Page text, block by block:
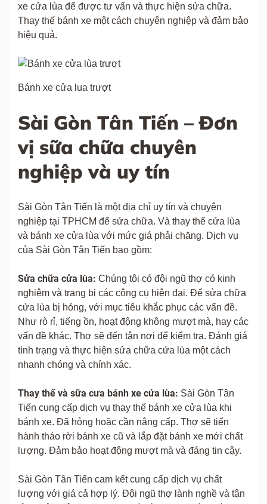
xe cửa lùa để được tư vấn và thực hiện sửa chữa.
Thay thế bánh xe một cách chuyên nghiệp và đảm bảo
hiệu quả.
Bánh xe cửa lua trượt
Sài Gòn Tân Tiến – Đơn
vị sữa chữa chuyên
nghiệp và uy tín
Sài Gòn Tân Tiến là một địa chỉ uy tín và chuyên
nghiệp tại TPHCM để sửa chữa. Và thay thế cửa lùa
và bánh xe cửa lùa với mức giá phải chăng. Dịch vụ
của Sài Gòn Tân Tiến bao gồm:
Sửa chữa cửa lùa: Chúng tôi có đội ngũ thợ có kinh
nghiệm và trang bị các công cụ hiện đại. Để sửa chữa
cửa lùa bị hỏng, với mục tiêu khắc phục các vấn đề.
Như rò rỉ, tiếng ồn, hoạt động không mượt mà, hay các
vấn đề khác. Thợ sẽ đến tận nơi để kiểm tra. Đánh giá
tình trạng và thực hiện sửa chữa cửa lùa một cách
nhanh chóng và chính xác.
Thay thế và sữa cưa bánh xe cửa lùa: Sài Gòn Tân
Tiến cung cấp dịch vụ thay thế bánh xe cửa lùa khi
bánh xe. Đã hỏng hoặc cần nâng cấp. Thợ sẽ tiến
hành tháo rời bánh xe cũ và lắp đặt bánh xe mới chất
lượng. Đảm bảo hoạt động mượt mà và đáng tin cậy.
Sài Gòn Tân Tiến cam kết cung cấp dịch vụ chất
lượng với giá cả hợp lý. Đội ngũ thợ lành nghề và tận